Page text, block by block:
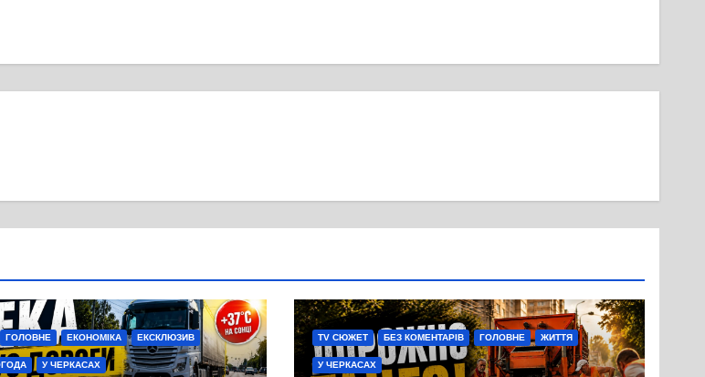
ГОЛОВНЕ ЕКОНОМІКА ЕКСКЛЮЗИВ
У ЧЕРКАСАХ
TV СЮЖЕТ БЕЗ КОМЕНТАРІВ ГОЛОВНЕ ЖИТТЯ
У ЧЕРКАСАХ